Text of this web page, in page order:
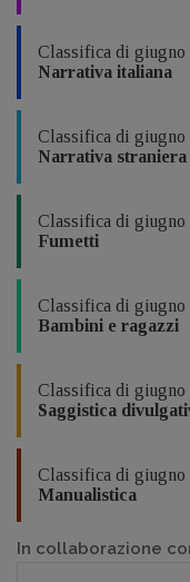
Classifica di giugno
Narrativa italiana
Classifica di giugno
Narrativa straniera
Classifica di giugno
Fumetti
Classifica di giugno
Bambini e ragazzi
Classifica di giugno
Saggistica
Classifica di giugno
Manualistica
In collaborazione